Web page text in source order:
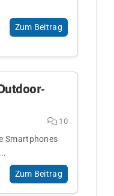
Zum Beitrag
10
Smartphones
Zum Beitrag